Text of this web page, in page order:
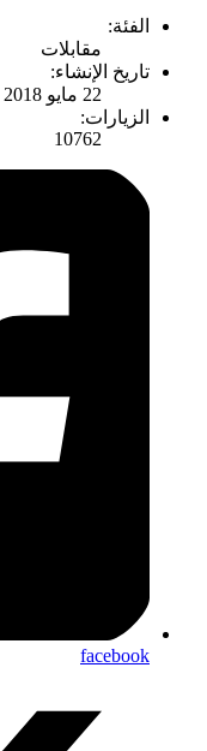
الفئة:
مقابلات
تاريخ الإنشاء:
22 مايو 2018
الزيارات:
10762
facebook